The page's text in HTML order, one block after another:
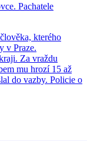
Pachatele
kterého
v Praze.
Za vraždu
mu hrozí 15 až
do vazby. Policie o